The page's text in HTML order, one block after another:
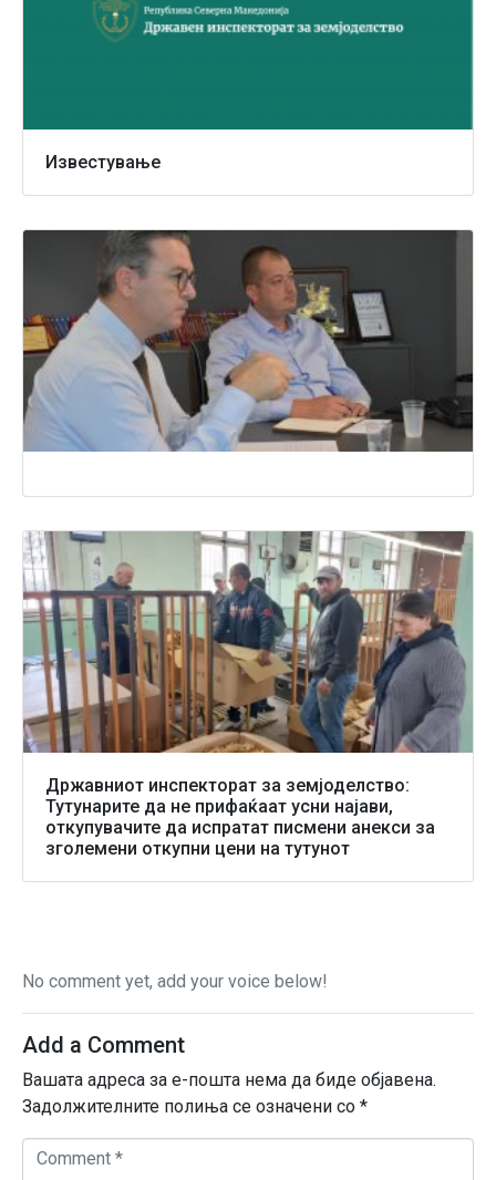
Известување
Државниот инспекторат за земјоделство:
Тутунарите да не прифаќаат усни најави,
откупувачите да испратат писмени анекси за
зголемени откупни цени на тутунот
No comment yet, add your voice below!
Add a Comment
Вашата адреса за е-пошта нема да биде објавена.
Задолжителните полиња се означени со *